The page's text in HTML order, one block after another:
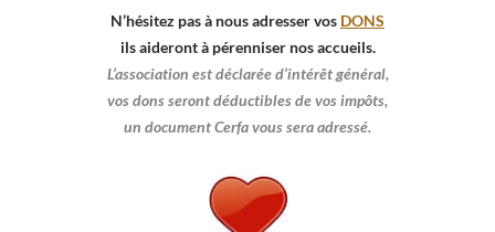
N’hésitez pas à nous adresser vos DONS
ils aideront à pérenniser nos accueils.
L’association est déclarée d’intérêt général,
vos dons seront déductibles de vos impôts,
un document Cerfa vous sera adressé.